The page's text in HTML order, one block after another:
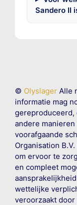
Sandero II
© OlyslagerAlle
informatie mag
gereproduceerd,
andere
voorafgaande
Organisation
om ervoor te
en compleet
wettelijke
veroorzaakt